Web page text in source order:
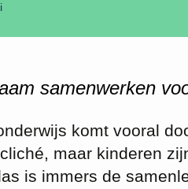
samenwerken
komt vooral
maar kinderen
is immers de